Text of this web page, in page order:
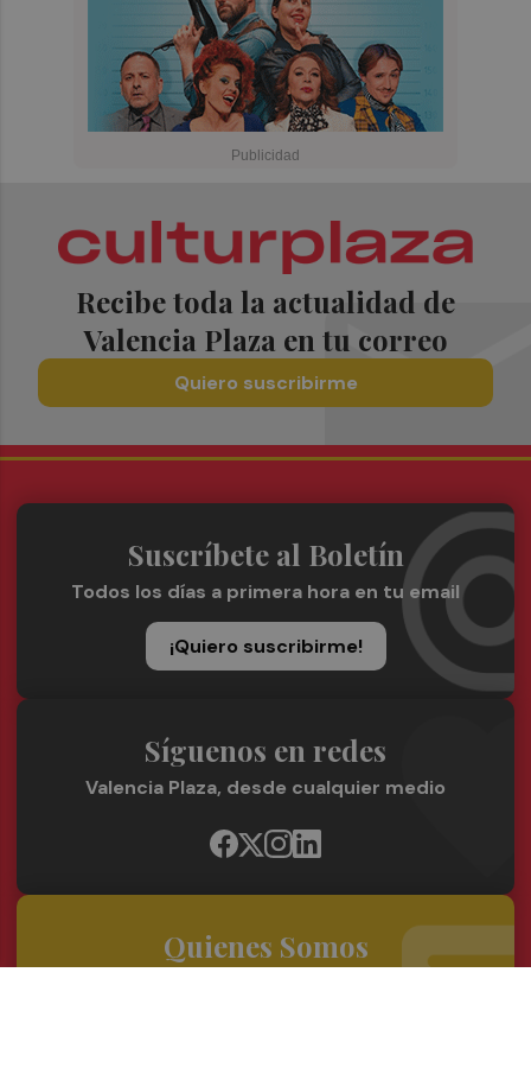
Recibe toda la actualidad de
Valencia Plaza en tu correo
Quiero suscribirme
Suscríbete al Boletín
Todos los días a primera hora en tu email
¡Quiero suscribirme!
Síguenos en redes
Valencia Plaza, desde cualquier medio
Quienes Somos